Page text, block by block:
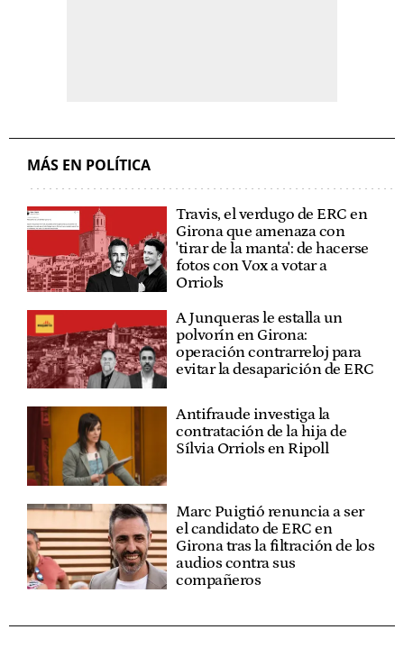
MÁS EN POLÍTICA
Travis, el verdugo de ERC en
Girona que amenaza con
'tirar de la manta': de hacerse
fotos con Vox a votar a
Orriols
A Junqueras le estalla un
polvorín en Girona:
operación contrarreloj para
evitar la desaparición de ERC
Antifraude investiga la
contratación de la hija de
Sílvia Orriols en Ripoll
Marc Puigtió renuncia a ser
el candidato de ERC en
Girona tras la filtración de los
audios contra sus
compañeros